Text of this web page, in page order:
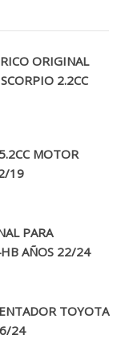
ORIGINAL
2.2CC
MOTOR
19
PARA
AÑOS 22/24
TOYOTA
24